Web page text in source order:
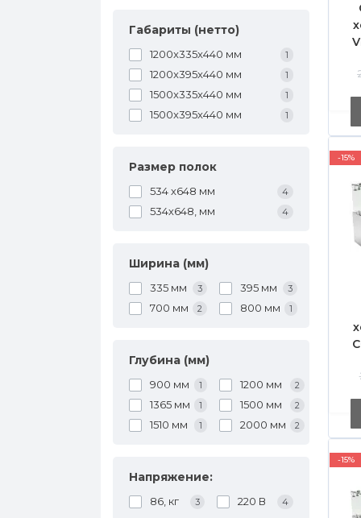
Габариты (нетто)
1200x335x440 мм 1
1200x395x440 мм 1
1500x335x440 мм 1
1500x395x440 мм 1
Размер полок
534 х648 мм 4
534х648, мм 4
Ширина (мм)
335 мм 3 395 мм 3
700 мм 2 800 мм 1
Глубина (мм)
900 мм 1 1200 мм 2
1365 мм 1 1500 мм 2
1510 мм 1 2000 мм 2
Напряжение:
86, кг 3 220 В 4
-15%
-15%